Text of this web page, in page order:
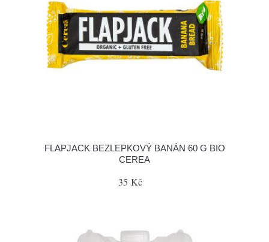
FLAPJACK BEZLEPKOVÝ BANÁN 60 G BIO
CEREA
35 Kč